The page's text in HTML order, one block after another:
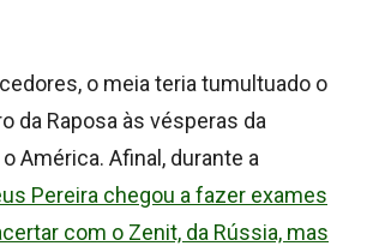
o meia teria tumultuado o
da Raposa às vésperas da
América. Afinal, durante a
Pereira chegou a fazer exames
com o Zenit, da Rússia, mas